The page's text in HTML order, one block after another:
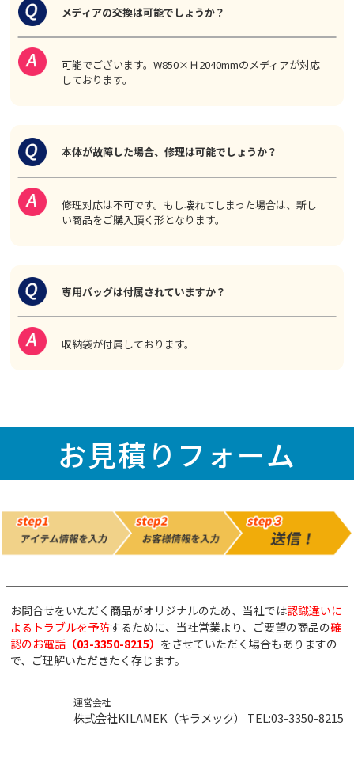
メディアの交換は可能でしょうか？
可能でございます。W850×Ｈ2040mmのメディアが対応
しております。
本体が故障した場合、修理は可能でしょうか？
修理対応は不可です。もし壊れてしまった場合は、新し
い商品をご購入頂く形となります。
専用バッグは付属されていますか？
収納袋が付属しております。
お見積りフォーム
お問合せをいただく商品がオリジナルのため、当社では認識違いに
よるトラブルを予防するために、当社営業より、ご要望の商品の確
認のお電話 （03-3350-8215） をさせていただく場合もありますの
で、ご理解いただきたく存じます。
運営会社
株式会社KILAMEK（キラメック） TEL:03-3350-8215